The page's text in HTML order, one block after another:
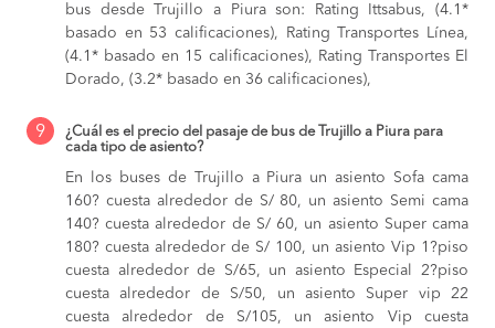
bus desde Trujillo a Piura son: Rating Ittsabus, (4.1*
basado en 53 calificaciones), Rating Transportes Línea,
(4.1* basado en 15 calificaciones), Rating Transportes El
Dorado, (3.2* basado en 36 calificaciones),
9
¿Cuál es el precio del pasaje de bus de Trujillo a Piura para
cada tipo de asiento?
En los buses de Trujillo a Piura un asiento Sofa cama
160? cuesta alrededor de S/ 80, un asiento Semi cama
140? cuesta alrededor de S/ 60, un asiento Super cama
180? cuesta alrededor de S/ 100, un asiento Vip 1?piso
cuesta alrededor de S/65, un asiento Especial 2?piso
cuesta alrededor de S/50,
un asiento Super vip 22
cuesta alrededor de S/105, un asiento Vip cuesta